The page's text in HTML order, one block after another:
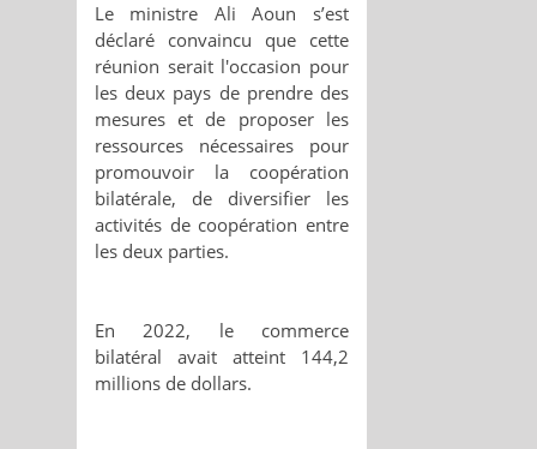
Le ministre Ali Aoun s’est
déclaré convaincu que cette
réunion serait l'occasion pour
les deux pays de prendre des
mesures et de proposer les
ressources nécessaires pour
promouvoir la coopération
bilatérale, de diversifier les
activités de coopération entre
les deux parties.
En 2022, le commerce
bilatéral avait atteint 144,2
millions de dollars.